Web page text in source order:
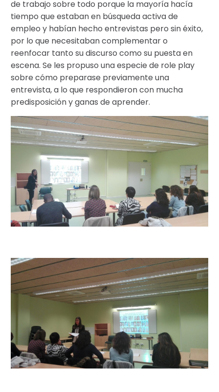
de trabajo sobre todo porque la mayoría hacía
tiempo que estaban en búsqueda activa de
empleo y habían hecho entrevistas pero sin éxito,
por lo que necesitaban complementar o
reenfocar tanto su discurso como su puesta en
escena. Se les propuso una especie de role play
sobre cómo preparase previamente una
entrevista, a lo que respondieron con mucha
predisposición y ganas de aprender.